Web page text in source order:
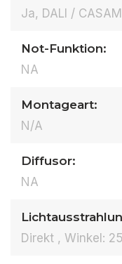
Ja, DALI /
Not-Funktion:
NA
Montageart:
N/A
Diffusor:
NA
Direkt , Winkel: